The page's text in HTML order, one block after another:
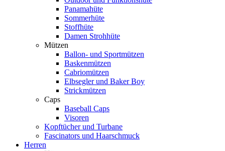
Panamahüte
Sommerhüte
Stoffhüte
Damen Strohhüte
Mützen
Ballon- und Sportmützen
Baskenmützen
Cabriomützen
Elbsegler und Baker Boy
Strickmützen
Caps
Baseball Caps
Visoren
Kopftücher und Turbane
Fascinators und Haarschmuck
Herren